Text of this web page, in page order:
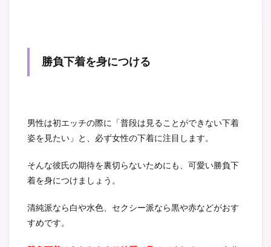
勝負下着を身につける
男性は初エッチの際に「普段は見ることができない下着
姿を見たい」と、必ず女性の下着に注目します。
そんな彼氏の期待を裏切らないためにも、可愛い勝負下
着を身につけましょう。
清純派なら白や水色、セクシー派なら黒や赤などがおす
すめです。